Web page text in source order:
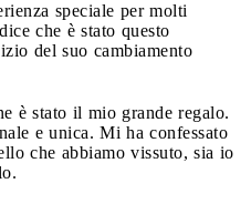
speciale per molti
che è stato questo
del suo cambiamento
è stato il mio grande regalo.
e unica. Mi ha confessato
che abbiamo vissuto, sia io